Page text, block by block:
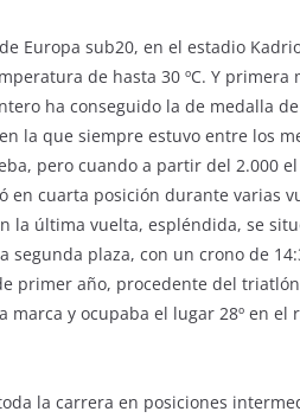
Europa sub20, en el estadio
de hasta 30 ºC. Y
ha conseguido la de medalla
la que siempre estuvo entre los
pero cuando a partir del 2.000
en cuarta posición durante varias
la última vuelta, espléndida, se
plaza, con un crono de
primer año, procedente del
y ocupaba el lugar 28º en el
la carrera en posiciones